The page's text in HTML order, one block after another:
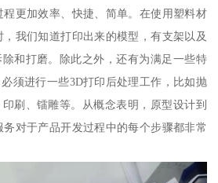
更加效率、快捷、简单。在使用塑料材
我们知道打印出来的模型，有支架以及
和打磨。除此之外，还有为满足一些特
须进行一些3D打印后处理工作，比如抛
刷、镭雕等。从概念表明，原型设计到
对于产品开发过程中的每个步骤都非常